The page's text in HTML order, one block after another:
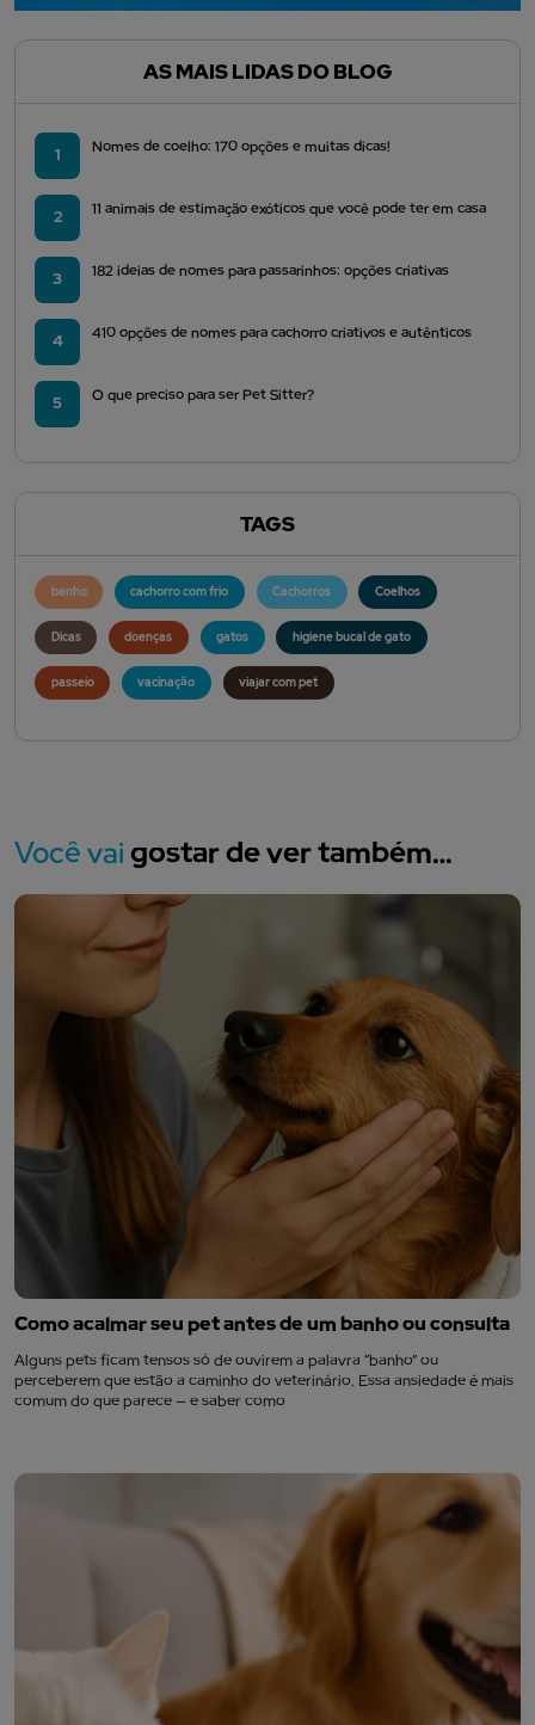
AS MAIS LIDAS DO BLOG
1 Nomes de coelho: 170 opções e muitas dicas!
2 11 animais de estimação exóticos que você pode ter em casa
3 182 ideias de nomes para passarinhos: opções criativas
4 410 opções de nomes para cachorro criativos e autênticos
5 O que preciso para ser Pet Sitter?
TAGS
banho cachorro com frio Cachorros Coelhos
Dicas doenças gatos higiene bucal de gato
passeio vacinação viajar com pet
Você vaigostar de ver também…
Como acalmar seu pet antes de um banho ou consulta
Alguns pets ficam tensos só de ouvirem a palavra “banho” ou
perceberem que estão a caminho do veterinário. Essa ansiedade é mais
comum do que parece — e saber como